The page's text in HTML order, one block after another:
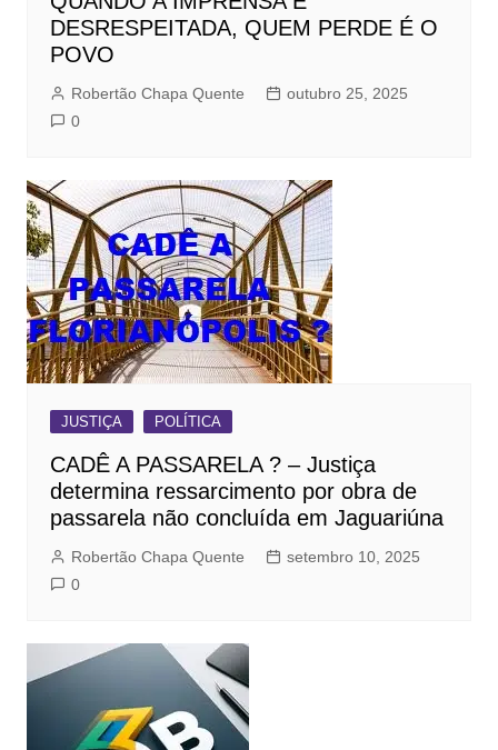
DESRESPEITADA, QUEM PERDE É O
POVO
Robertão Chapa Quente
outubro 25, 2025
0
JUSTIÇA POLÍTICA
CADÊ A PASSARELA ? – Justiça
determina ressarcimento por obra de
passarela não concluída em Jaguariúna
Robertão Chapa Quente
setembro 10, 2025
0